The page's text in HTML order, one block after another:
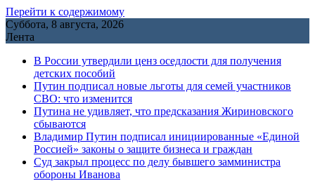
Перейти к содержимому
Суббота, 8 августа, 2026
Лента
В России утвердили ценз оседлости для получения
детских пособий
Путин подписал новые льготы для семей участников
СВО: что изменится
Путина не удивляет, что предсказания Жириновского
сбываются
Владимир Путин подписал инициированные «Единой
Россией» законы о защите бизнеса и граждан
Cуд закрыл процесс по делу бывшего замминистра
обороны Иванова